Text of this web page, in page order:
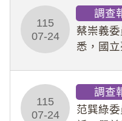
行拍攝
劉師。
115
07-24
調查
蔡崇義
悉，國
術倫理
31)
115
07-24
調查
范巽綠